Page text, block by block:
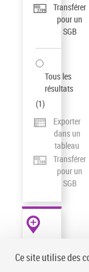
Transférer
pour un
SGB
Tous les
résultats
(1)
Exporter
dans un
tableau
Transférer
pour un
SGB
data.bnf.fr
Ce site utilise des